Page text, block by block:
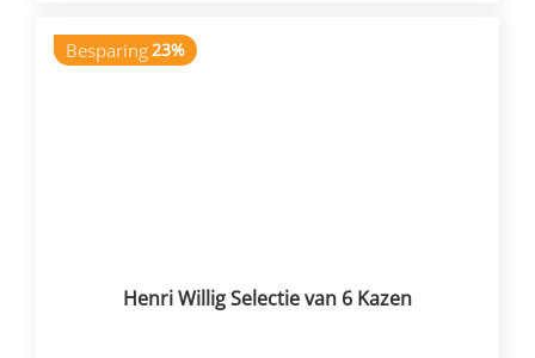
Besparing23%
Henri Willig Selectie van 6 Kazen